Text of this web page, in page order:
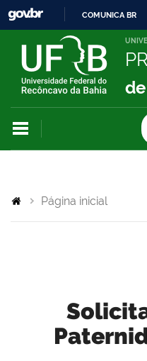
COMUNICA BR
Página inicial